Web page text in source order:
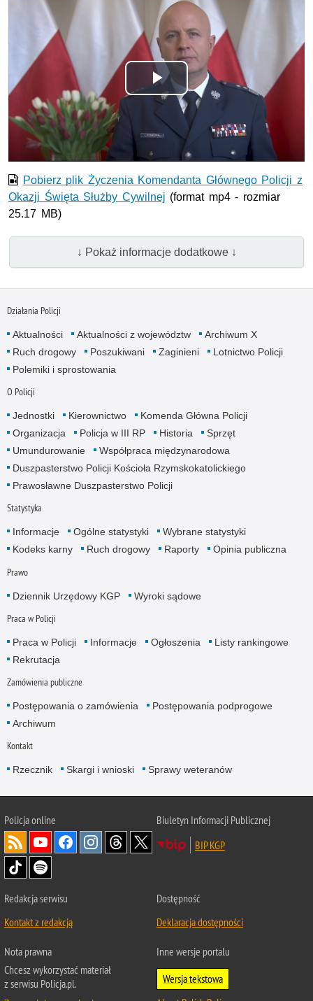
Odtwórz
wideo
Pobierz plik Życzenia Komendanta Głównego Policji z
Okazji Święta Służby Cywilnej (format mp4 - rozmiar
25.17 MB)
↓ Pokaż informacje dodatkowe ↓
Działania Policji
Aktualności Aktualności z województw
Archiwum X
Ruch drogowy
Poszukiwani Zaginieni
Lotnictwo Policji
Polemiki i sprostowania
O Policji
Jednostki Kierownictwo
Komenda Główna Policji
Organizacja
Policja w III RP Historia
Sprzęt
Umundurowanie
Współpraca międzynarodowa
Duszpasterstwo Policji Kościoła Rzymskokatolickiego
Prawosławne Duszpasterstwo Policji
Statystyka
Informacje Ogólne statystyki
Wybrane statystyki
Kodeks karny
Ruch drogowy Raporty Opinia publiczna
Prawo
Dziennik Urzędowy KGP Wyroki sądowe
Praca w Policji
Praca w Policji Informacje Ogłoszenia
Listy rankingowe
Rekrutacja
Zamówienia publiczne
Postępowania o zamówienia
Postępowania podprogowe
Archiwum
Kontakt
Rzecznik Skargi i wnioski Sprawy weteranów
Policjaonline
Biuletyn Informacji Publicznej
BIP KGP
Redakcja serwisu
Kontakt z redakcją
Dostępność
Deklaracja dostępności
Nota prawna
Chcesz wykorzystać materiał
z serwisu Policja.pl.
Inne wersje portalu
Wersja tekstowa